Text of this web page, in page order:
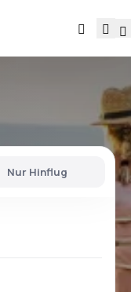
Nur Hinflug